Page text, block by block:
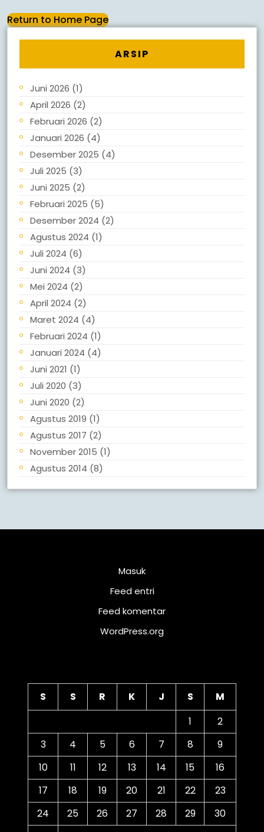
Return to Home Page
ARSIP
Juni 2026 (1)
April 2026 (2)
Februari 2026 (2)
Januari 2026 (4)
Desember 2025 (4)
Juli 2025 (3)
Juni 2025 (2)
Februari 2025 (5)
Desember 2024 (2)
Agustus 2024 (1)
Juli 2024 (6)
Juni 2024 (3)
Mei 2024 (2)
April 2024 (2)
Maret 2024 (4)
Februari 2024 (1)
Januari 2024 (4)
Juni 2021 (1)
Juli 2020 (3)
Juni 2020 (2)
Agustus 2019 (1)
Agustus 2017 (2)
November 2015 (1)
Agustus 2014 (8)
Masuk
Feed entri
Feed komentar
WordPress.org
S S R K J S
M
1
2
3
4 5 6 7 8
9
10
11 12 13 14 15
16
17
18 19 20 21 22
23
24
25 26 27 28 29
30